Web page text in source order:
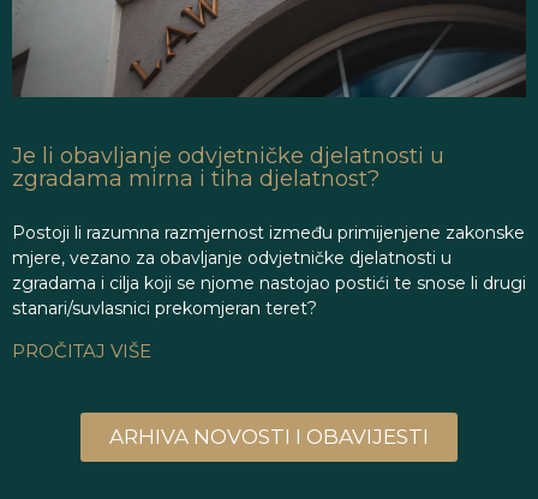
Je li obavljanje odvjetničke djelatnosti u
zgradama mirna i tiha djelatnost?
Postoji li razumna razmjernost između primijenjene zakonske
mjere, vezano za obavljanje odvjetničke djelatnosti u
zgradama i cilja koji se njome nastojao postići te snose li drugi
stanari/suvlasnici prekomjeran teret?
PROČITAJ VIŠE
ARHIVA NOVOSTI I OBAVIJESTI